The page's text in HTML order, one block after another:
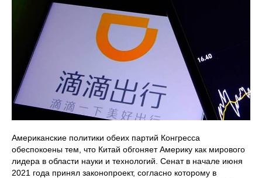
Американские политики обеих партий Конгресса
обеспокоены тем, что Китай обгоняет Америку как мирового
лидера в области науки и технологий. Сенат в начале июня
2021 года принял законопроект, согласно которому в